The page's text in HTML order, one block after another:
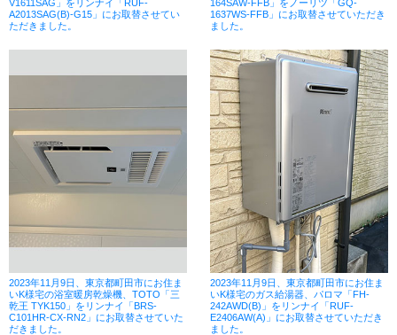
V1611SAG」をリンナイ「RUF-
A2013SAG(B)-G15」にお取替させてい
ただきました。
164SAW-FFB」をノーリツ「GQ-
1637WS-FFB」にお取替させていただき
ました。
2023年11月9日、東京都町田市にお住ま
いK様宅の浴室暖房乾燥機、TOTO「三
乾王 TYK150」をリンナイ「BRS-
C101HR-CX-RN2」にお取替させていた
だきました。
2023年11月9日、東京都町田市にお住ま
いK様宅のガス給湯器、パロマ「FH-
242AWD(B)」をリンナイ「RUF-
E2406AW(A)」にお取替させていただき
ました。